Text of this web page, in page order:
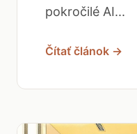
pokročilé AI...
Čítať článok →